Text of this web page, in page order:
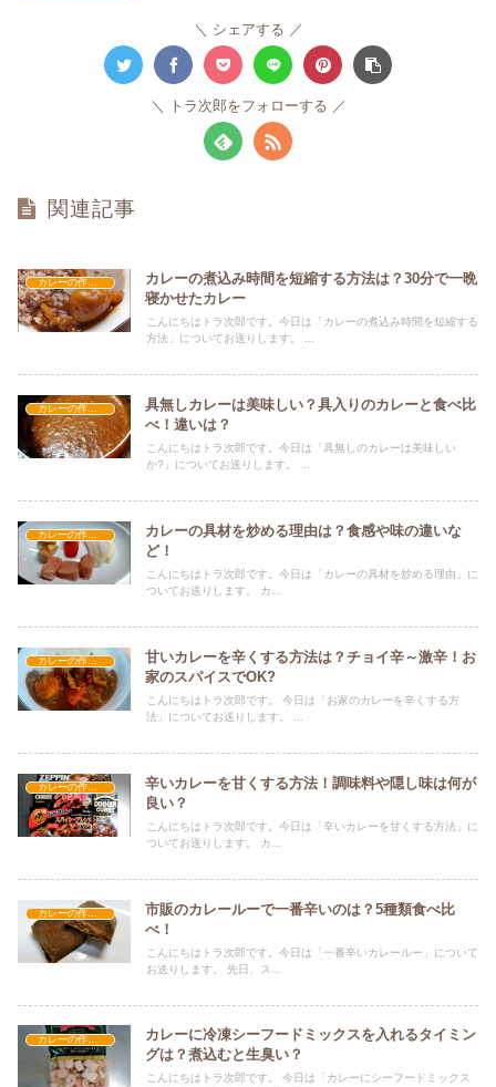
シェアする
トラ次郎をフォローする
関連記事
カレーの作り方
カレーの煮込み時間を短縮する方法は？30分で一晩
寝かせたカレー
こんにちはトラ次郎です。今日は「カレーの煮込み時間を短縮する
方法」についてお送りします。 ...
カレーの作り方
具無しカレーは美味しい？具入りのカレーと食べ比
べ！違いは？
こんにちはトラ次郎です。今日は「具無しのカレーは美味しい
か?」についてお送りします。 ...
カレーの作り方
カレーの具材を炒める理由は？食感や味の違いな
ど！
こんにちはトラ次郎です。今日は「カレーの具材を炒める理由」に
ついてお送りします。 カ...
甘いカレーを辛くする方法は？チョイ辛～激辛！お
家のスパイスでOK?
こんにちはトラ次郎です。 今日は「お家のカレーを辛くする方
法」についてお送りします。 ...
辛いカレーを甘くする方法！調味料や隠し味は何が
良い？
こんにちはトラ次郎です。今日は「辛いカレーを甘くする方法」に
ついてお送りします。 カ...
市販のカレールーで一番辛いのは？5種類食べ比
べ！
こんにちはトラ次郎です。今日は「一番辛いカレールー」について
お送りします。 先日、ス...
カレーに冷凍シーフードミックスを入れるタイミン
グは？煮込むと生臭い？
こんにちはトラ次郎です。 今日は「カレーにシーフードミックス